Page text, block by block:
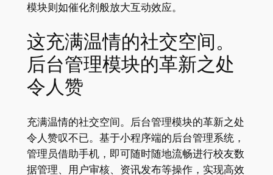
模块则如催化剂般放大互动效应。
这充满温情的社交空间。
后台管理模块的革新之处
令人赞
充满温情的社交空间。后台管理模块的革新之处
令人赞叹不已。基于小程序端的后台管理系统，
管理员借助手机，即可随时随地流畅进行校友数
据管理、用户审核、资讯发布等操作，实现高效